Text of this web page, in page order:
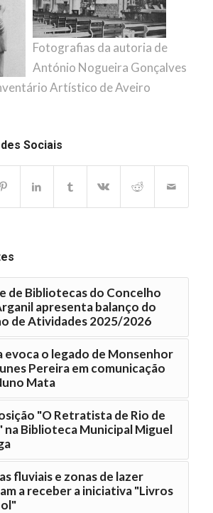
Fotografias da autoria de
António Nogueira Gonçalves
Artístico de Aveiro
Sociais
de Bibliotecas do Concelho
apresenta balanço do
de Atividades 2025/2026
evoca o legado de Monsenhor
Pereira em comunicação
Mata
"O Retratista de Rio de
na Biblioteca Municipal Miguel
fluviais e zonas de lazer
a receber a iniciativa "Livros